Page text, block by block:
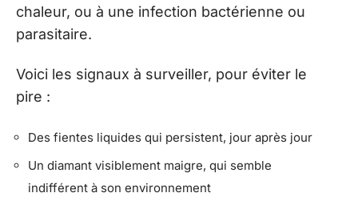
chaleur, ou à une infection bactérienne ou
parasitaire.
Voici les signaux à surveiller, pour éviter le
pire :
Des fientes liquides qui persistent, jour après jour
Un diamant visiblement maigre, qui semble
indifférent à son environnement